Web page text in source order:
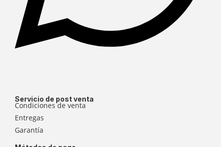
Servicio de post venta
Condiciones de venta
Entregas
Garantía